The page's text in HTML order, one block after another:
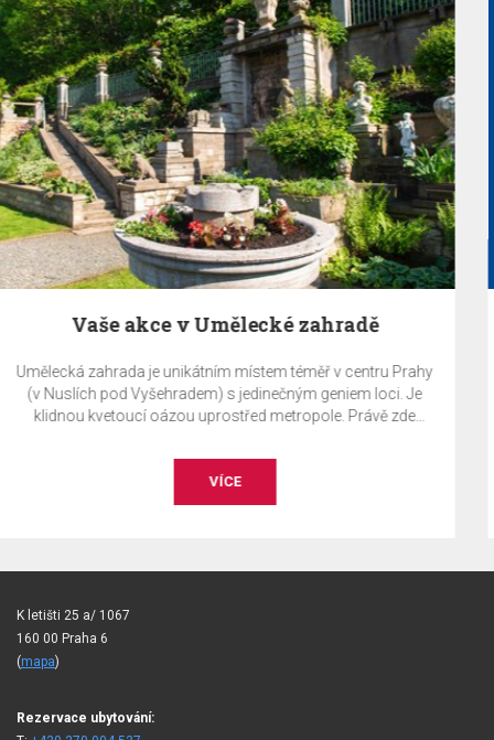
centru Prahy
loci. Je
Právě zde
EA Benefit Program
EA BENEFIT program je odměnou klientům
EuroAgentur Hotels&Travel za jejich
K letišti 25 a/ 1067
160 00 Praha 6
(mapa)
Rezervace ubytování: